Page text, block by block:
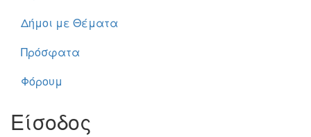
Δήμοι με Θέματα
Πρόσφατα
Φόρουμ
Είσοδος